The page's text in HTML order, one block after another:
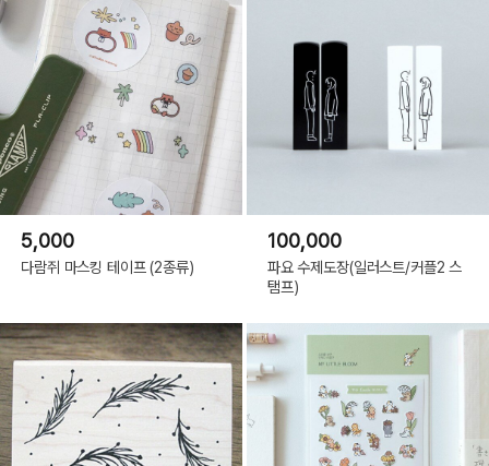
5,000
다람쥐 마스킹 테이프 (2종류)
100,000
파요 수제도장(일러스트/커플2 스
탬프)